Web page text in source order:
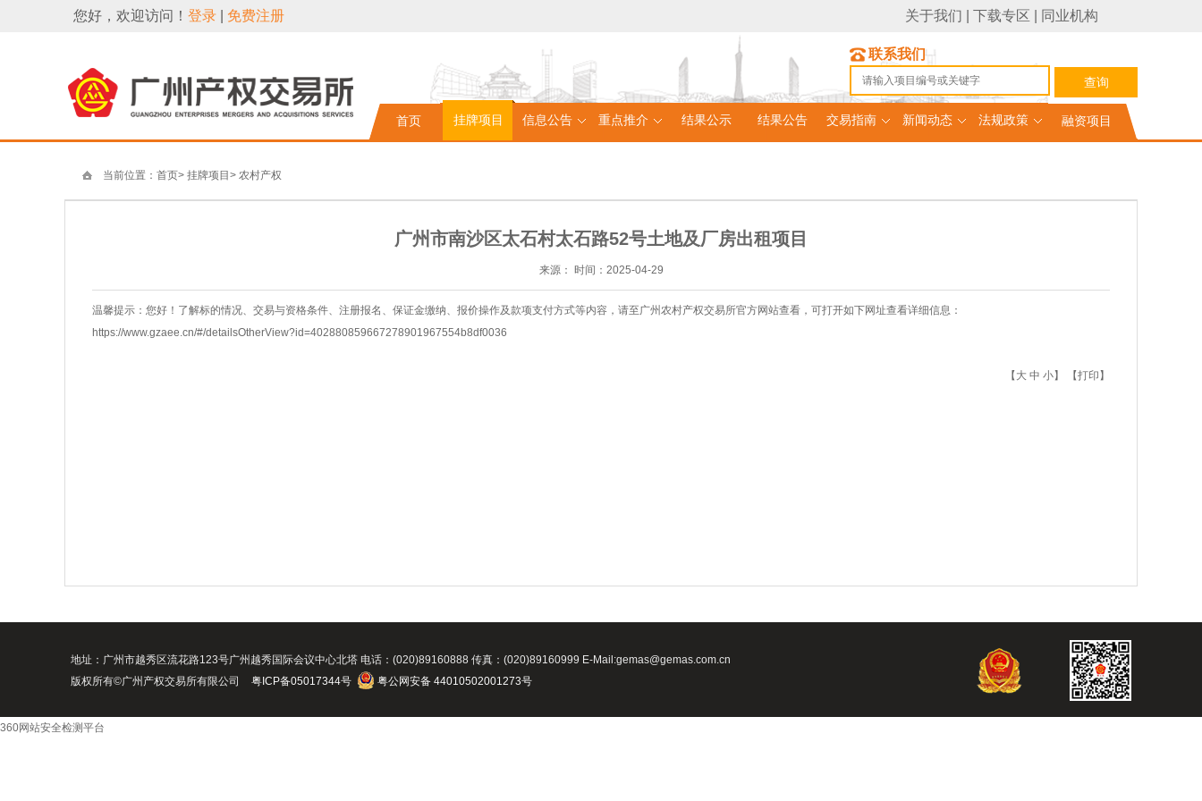
您好，欢迎访问！ 登录 免费注册 关于我们 下载专区 同业机构
联系我们
首页 挂牌项目 信息公告 重点推介 结果公示 结果公告 交易指南 新闻动态 法规政策 融资项目
当前位置： 首页> 挂牌项目 > 农村产权
广州市南沙区太石村太石路52号土地及厂房出租项目
来源： 时间： 2025-04-29
温馨提示：您好！了解标的情况、交易与资格条件、注册报名、保证金缴纳、报价操作及款项支付方式等内容，请至广州农村产权交易所官方网站查看，可打开如下网址查看详细信息：
https://www.gzaee.cn/#/detailsOtherView?id=402880859667278901967554b8df0036
【 大 中 小】 【打印 】
地址：广州市越秀区流花路123号广州越秀国际会议中心北塔 电话：(020)89160888 传真：(020)89160999 E-Mail:gemas@gemas.com.cn
版权所有©广州产权交易所有限公司
粤ICP备05017344号 粤公网安备 44010502001273号
360网站安全检测平台